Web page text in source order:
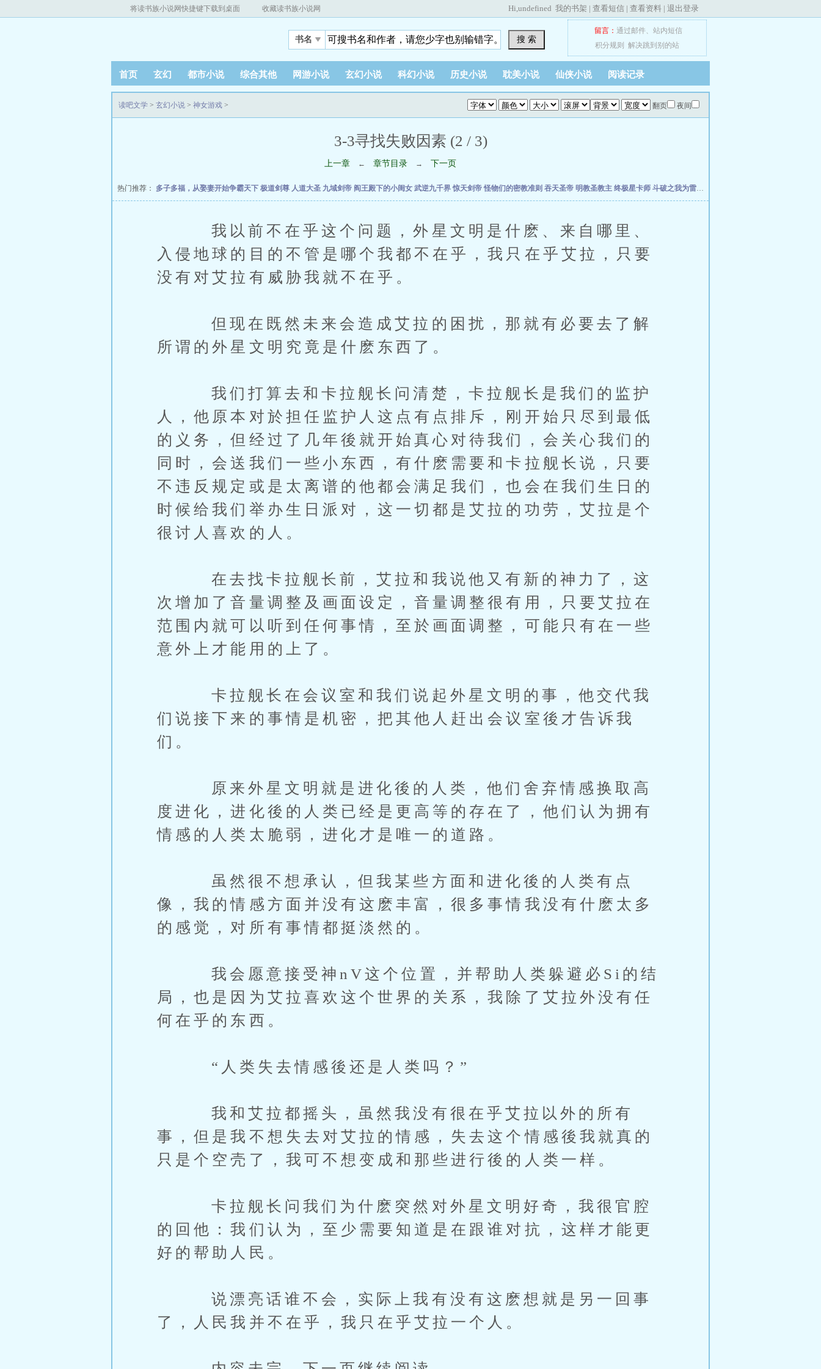
将读书族小说网快捷键下载到桌面 收藏读书族小说网 Hi,undefined 我的书架 | 查看短信 | 查看资料 | 退出登录
书名 搜 索
留言： 通过邮件、 站内短信
积分规则
解决跳到别的站
首页 玄幻 都市小说 综合其他 网游小说 玄幻小说 科幻小说 历史小说 耽美小说 仙侠小说 阅读记录
翻页 夜间
读吧文学 > 玄幻小说 > 神女游戏 >
3-3寻找失败因素 (2 / 3)
上一章 ← 章节目录 → 下一页
热门推荐： 多子多福，从娶妻开始争霸天下 极道剑尊 人道大圣 九域剑帝 阎王殿下的小闺女 武逆九千界惊天剑帝怪物们的密教准则 吞天圣帝 明教圣教主 终极星卡师 斗破之我为雷帝
我以前不在乎这个问题，外星文明是什麽、来自哪里、
入侵地球的目的不管是哪个我都不在乎，我只在乎艾拉，只要
没有对艾拉有威胁我就不在乎。
但现在既然未来会造成艾拉的困扰，那就有必要去了解
所谓的外星文明究竟是什麽东西了。
我们打算去和卡拉舰长问清楚，卡拉舰长是我们的监护
人，他原本对於担任监护人这点有点排斥，刚开始只尽到最低
的义务，但经过了几年後就开始真心对待我们，会关心我们的
同时，会送我们一些小东西，有什麽需要和卡拉舰长说，只要
不违反规定或是太离谱的他都会满足我们，也会在我们生日的
时候给我们举办生日派对，这一切都是艾拉的功劳，艾拉是个
很讨人喜欢的人。
在去找卡拉舰长前，艾拉和我说他又有新的神力了，这
次增加了音量调整及画面设定，音量调整很有用，只要艾拉在
范围内就可以听到任何事情，至於画面调整，可能只有在一些
意外上才能用的上了。
卡拉舰长在会议室和我们说起外星文明的事，他交代我
们说接下来的事情是机密，把其他人赶出会议室後才告诉我
们。
原来外星文明就是进化後的人类，他们舍弃情感换取高
度进化，进化後的人类已经是更高等的存在了，他们认为拥有
情感的人类太脆弱，进化才是唯一的道路。
虽然很不想承认，但我某些方面和进化後的人类有点
像，我的情感方面并没有这麽丰富，很多事情我没有什麽太多
的感觉，对所有事情都挺淡然的。
我会愿意接受神nV这个位置，并帮助人类躲避必Si的结
局，也是因为艾拉喜欢这个世界的关系，我除了艾拉外没有任
何在乎的东西。
“人类失去情感後还是人类吗？”
我和艾拉都摇头，虽然我没有很在乎艾拉以外的所有
事，但是我不想失去对艾拉的情感，失去这个情感後我就真的
只是个空壳了，我可不想变成和那些进行後的人类一样。
卡拉舰长问我们为什麽突然对外星文明好奇，我很官腔
的回他：我们认为，至少需要知道是在跟谁对抗，这样才能更
好的帮助人民。
说漂亮话谁不会，实际上我有没有这麽想就是另一回事
了，人民我并不在乎，我只在乎艾拉一个人。